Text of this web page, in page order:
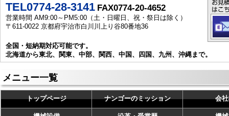
TEL0774-28-3141 FAX0774-20-4652
営業時間 AM9:00～PM5:00（土・日曜日、祝・祭日は除く）
〒611-0022 京都府宇治市白川川上り谷80番地36
全国・短納期対応可能です。
北海道から東北、関東、中部、関西、中国、四国、九州、沖縄まで。
メニュー一覧
トップページ ナンゴーのミッション 会